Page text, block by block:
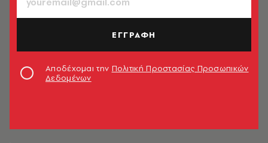
ΕΓΓΡΑΦΗ
Αποδέχομαι την Πολιτική Προστασίας Προσωπικών
Δεδομένων